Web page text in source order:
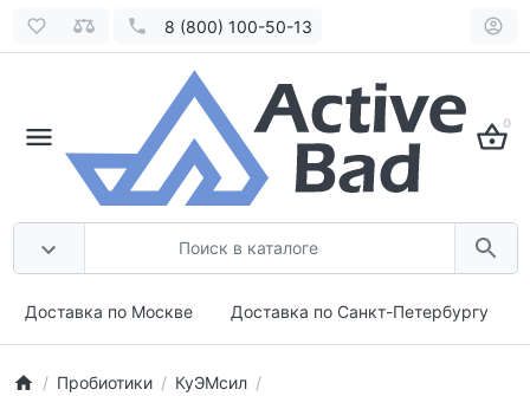
8 (800) 100-50-13
0
Доставка по Москве Доставка по Санкт-Петербургу
Пробиотики
КуЭМсил